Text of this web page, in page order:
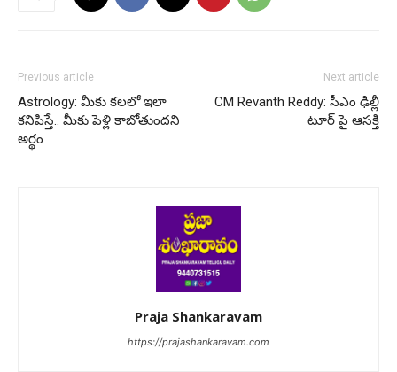
Previous article
Astrology: మీకు కలలో ఇలా
కనిపిస్తే.. మీకు పెళ్లి కాబోతుందని
అర్థం
Next article
CM Revanth Reddy: సీఎం ఢిల్లీ
టూర్ పై ఆసక్తి
Praja Shankaravam
https://prajashankaravam.com